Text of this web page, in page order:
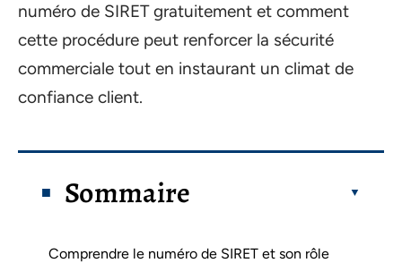
numéro de SIRET gratuitement et comment
cette procédure peut renforcer la sécurité
commerciale tout en instaurant un climat de
confiance client.
Sommaire
Comprendre le numéro de SIRET et son rôle